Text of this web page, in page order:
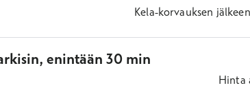
Kela-korvauksen jälkeen
enintään 30 min
Hinta